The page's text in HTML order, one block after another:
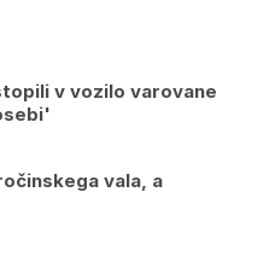
v vozilo varovane
vala, a